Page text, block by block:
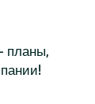
планы,